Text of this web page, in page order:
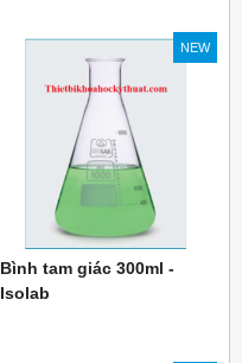
NEW
Bình tam giác 300ml -
Isolab